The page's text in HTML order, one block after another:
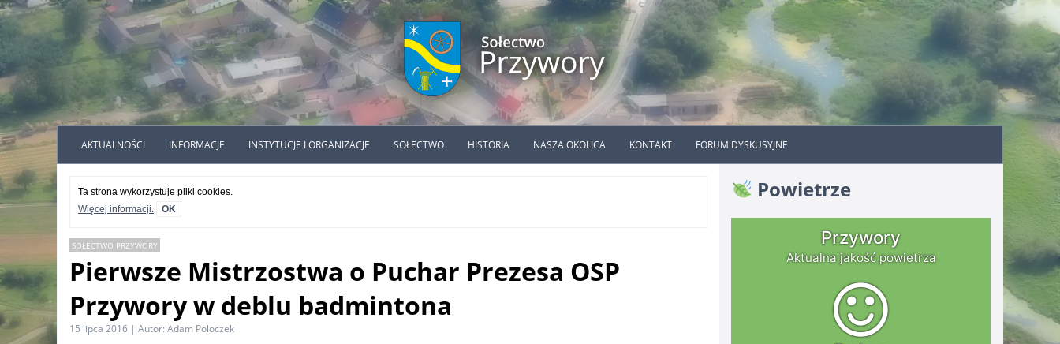
AKTUALNOŚCI INFORMACJE INSTYTUCJE I ORGANIZACJE SOŁECTWO HISTORIA NASZA OKOLICA KONTAKT FORUM DYSKUSYJNE
Ta strona wykorzystuje pliki cookies.
Więcej informacji.
OK
SOŁECTWO PRZYWORY
Pierwsze Mistrzostwa o Puchar Prezesa OSP
Przywory w deblu badmintona
15 lipca 2016 | Autor: Adam Poloczek
Powietrze